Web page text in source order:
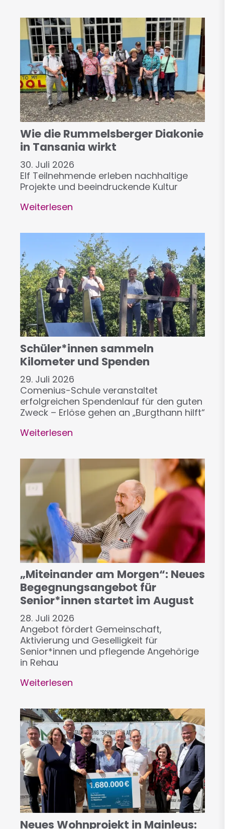
Wie die Rummelsberger Diakonie
in Tansania wirkt
30. Juli 2026
Elf Teilnehmende erleben nachhaltige
Projekte und beeindruckende Kultur
Weiterlesen
Rummelsberger
Diakonie
in
Tansania
wirkt
Schüler*innen sammeln
Kilometer und Spenden
29. Juli 2026
Comenius-Schule veranstaltet
erfolgreichen Spendenlauf für den guten
Zweck – Erlöse gehen an „Burgthann hilft“
Weiterlesen
Kilometer
Spenden
„Miteinander am Morgen“: Neues
Begegnungsangebot für
Senior*innen startet im August
28. Juli 2026
Angebot fördert Gemeinschaft,
Aktivierung und Geselligkeit für
Senior*innen und pflegende Angehörige
in Rehau
Weiterlesen
Morgen“:
Neues
Begegnungsangebot
für
Senior*innen
startet
im
August
Neues Wohnprojekt in Mainleus: